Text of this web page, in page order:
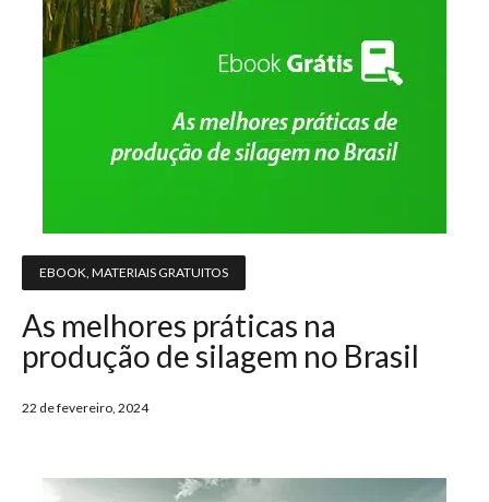
EBOOK MATERIAIS GRATUITOS
As melhores práticas na
produção de silagem no Brasil
22 de fevereiro, 2024